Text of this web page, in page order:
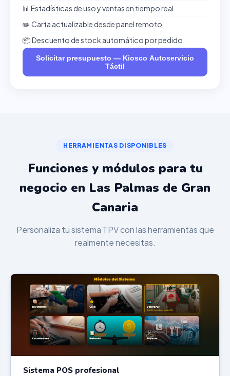
📊 Estadísticas de uso y ventas en tiempo real
✏️ Carta actualizable desde panel remoto
📦 Descuento de stock automático por pedido
Solicitar presupuesto — Kiosco Autoservicio
Táctil
HERRAMIENTAS DISPONIBLES
Funciones y módulos para tu
negocio en Las Palmas de Gran
Canaria
Personaliza tu sistema TPV con las herramientas que
realmente necesitas.
Sistema POS profesional